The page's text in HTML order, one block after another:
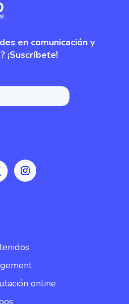
en comunicación y
¡Suscríbete!
online